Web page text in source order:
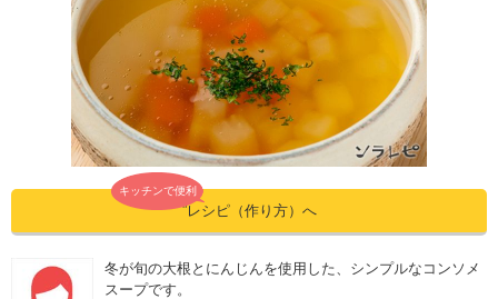
キッチンで便利
”レシピ（作り方）へ
冬が旬の大根とにんじんを使用した、シンプルなコンソメ
スープです。